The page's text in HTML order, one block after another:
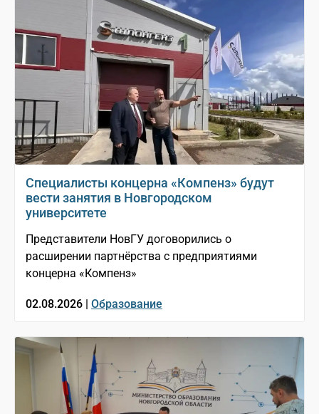
Специалисты концерна «Компенз» будут
вести занятия в Новгородском
университете
Представители НовГУ договорились о
расширении партнёрства с предприятиями
концерна «Компенз»
02.08.2026 | Образование